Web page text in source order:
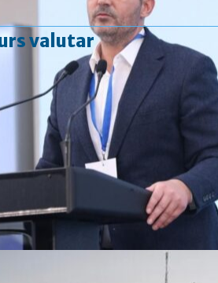
valutar
Curs valutar: 06 Aug 2026
EUR
: 5,2513 RON
+0,0024 ▲
USD: 4,5507 RON
+0,0027 ▲
CHF
: 5,6221 RON
+0,0011 ▲
GBP: 6,1236 RON
-0,0008 ▼
Convertor valutar
»